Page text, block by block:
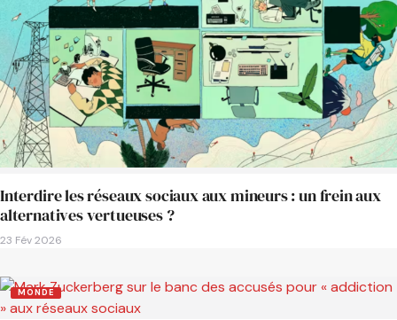
Interdire les réseaux sociaux aux mineurs : un frein aux
alternatives vertueuses ?
23 Fév 2026
MONDE